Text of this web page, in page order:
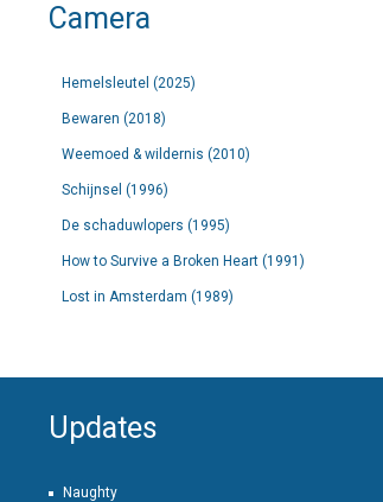
Camera
Hemelsleutel (2025)
Bewaren (2018)
Weemoed & wildernis (2010)
Schijnsel (1996)
De schaduwlopers (1995)
How to Survive a Broken Heart (1991)
Lost in Amsterdam (1989)
Updates
Naughty